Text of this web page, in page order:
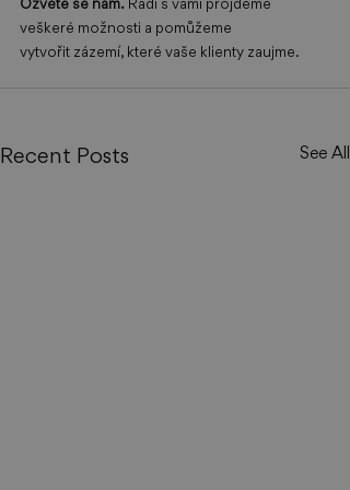
veškeré možnosti a pomůžeme
vytvořit zázemí, které vaše klienty zaujme.
Recent Posts See All